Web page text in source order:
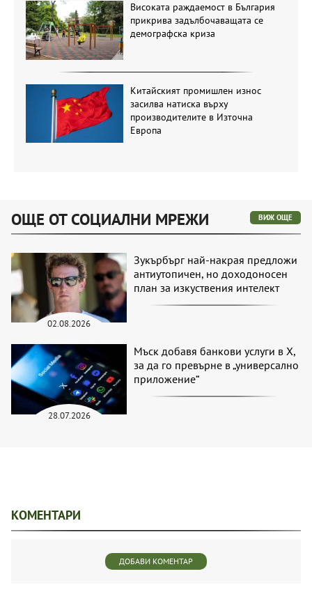
Високата раждаемост в България
прикрива задълбочаващата се
демографска криза
Китайският промишлен износ
засилва натиска върху
производителите в Източна
Европа
ОЩЕ ОТ СОЦИАЛНИ МРЕЖИ ВИЖ ОЩЕ
02.08.2026
Зукърбърг най-накрая предложи
антиутопичен, но доходоносен
план за изкуствения интелект
28.07.2026
Мъск добавя банкови услуги в X,
за да го превърне в „универсално
приложение“
КОМЕНТАРИ
ДОБАВИ КОМЕНТАР